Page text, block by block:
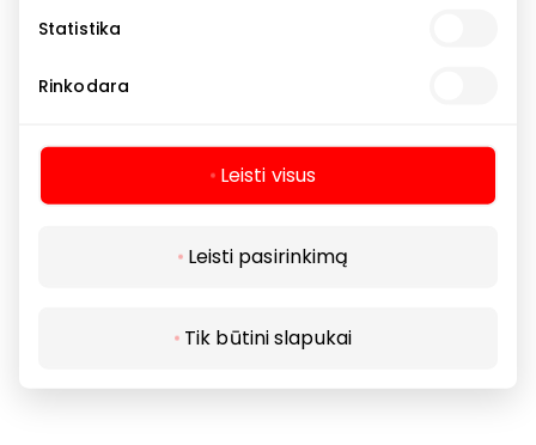
Statistika
Rinkodara
Leisti visus
Leisti pasirinkimą
Tik būtini slapukai